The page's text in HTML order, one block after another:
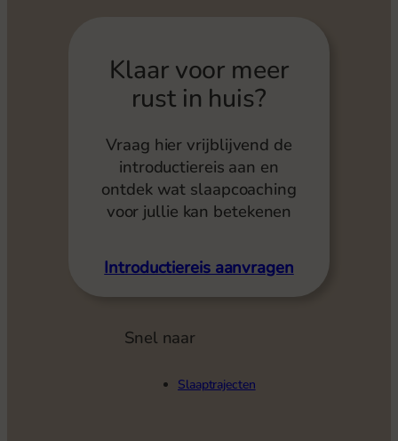
Klaar voor meer
rust in huis?
Vraag hier vrijblijvend de
introductiereis aan en
ontdek wat slaapcoaching
voor jullie kan betekenen
Introductiereis aanvragen
Snel naar
Slaaptrajecten